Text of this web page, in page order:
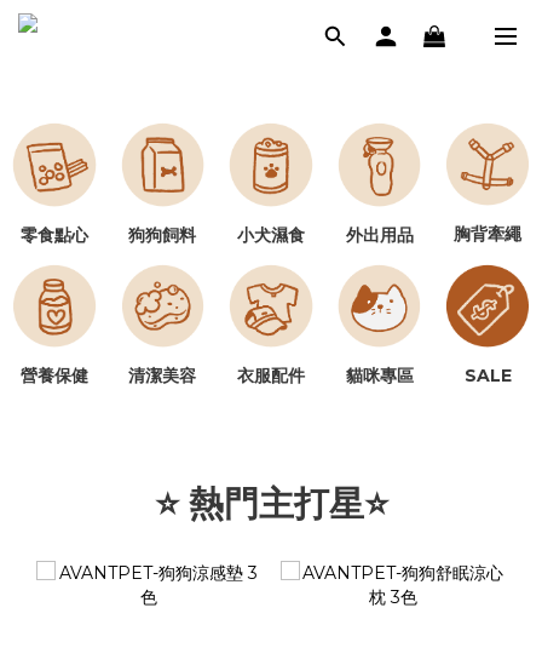
零食點心 狗狗飼料 小犬濕食 外出用品 胸背牽繩
營養保健 清潔美容 衣服配件 貓咪專區 SALE
⭐ 熱門主打星⭐